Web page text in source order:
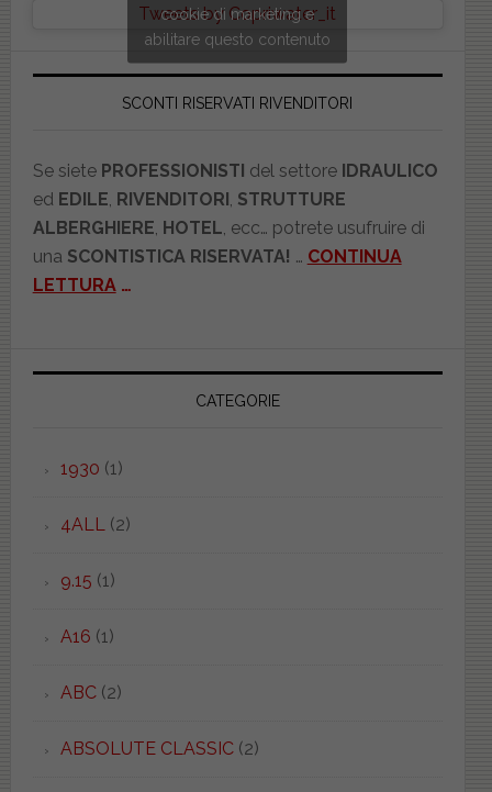
Tweets by Copriwater_it
cookie di marketing e
abilitare questo contenuto
SCONTI RISERVATI RIVENDITORI
Se siete PROFESSIONISTI del settore IDRAULICO
ed EDILE, RIVENDITORI, STRUTTURE
ALBERGHIERE, HOTEL, ecc… potrete usufruire di
una SCONTISTICA RISERVATA! … CONTINUA
LETTURA…
CATEGORIE
1930 (1)
4ALL(2)
9.15 (1)
A16 (1)
ABC(2)
ABSOLUTE CLASSIC(2)